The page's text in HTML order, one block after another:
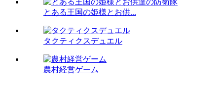
とある王国の姫様とお供...
タクティクスデュエル
農村経営ゲーム